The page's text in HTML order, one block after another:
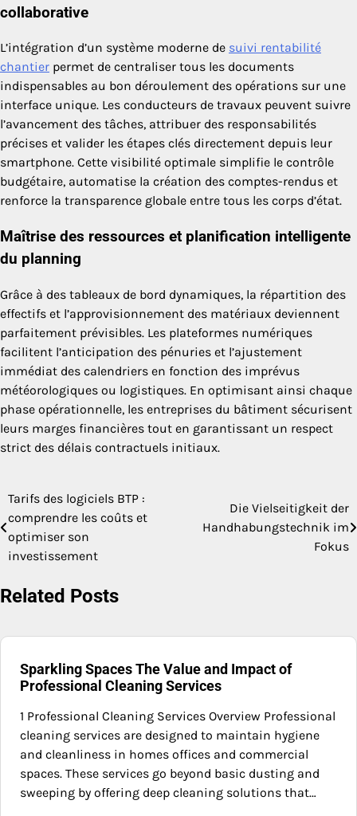
collaborative
L’intégration d’un système moderne de suivi rentabilité
chantier permet de centraliser tous les documents
indispensables au bon déroulement des opérations sur une
interface unique. Les conducteurs de travaux peuvent suivre
l’avancement des tâches, attribuer des responsabilités
précises et valider les étapes clés directement depuis leur
smartphone. Cette visibilité optimale simplifie le contrôle
budgétaire, automatise la création des comptes-rendus et
renforce la transparence globale entre tous les corps d’état.
Maîtrise des ressources et planification intelligente
du planning
Grâce à des tableaux de bord dynamiques, la répartition des
effectifs et l’approvisionnement des matériaux deviennent
parfaitement prévisibles. Les plateformes numériques
facilitent l’anticipation des pénuries et l’ajustement
immédiat des calendriers en fonction des imprévus
météorologiques ou logistiques. En optimisant ainsi chaque
phase opérationnelle, les entreprises du bâtiment sécurisent
leurs marges financières tout en garantissant un respect
strict des délais contractuels initiaux.
Post
navigation
Tarifs des logiciels BTP :
comprendre les coûts et
optimiser son
investissement
Die Vielseitigkeit der
Handhabungstechnik im
Fokus
Related Posts
Sparkling Spaces The Value and Impact of
Professional Cleaning Services
1 Professional Cleaning Services Overview Professional
cleaning services are designed to maintain hygiene
and cleanliness in homes offices and commercial
spaces. These services go beyond basic dusting and
sweeping by offering deep cleaning solutions that…